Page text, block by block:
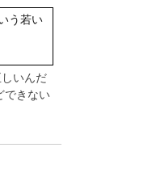
う若い
いんだ
できない